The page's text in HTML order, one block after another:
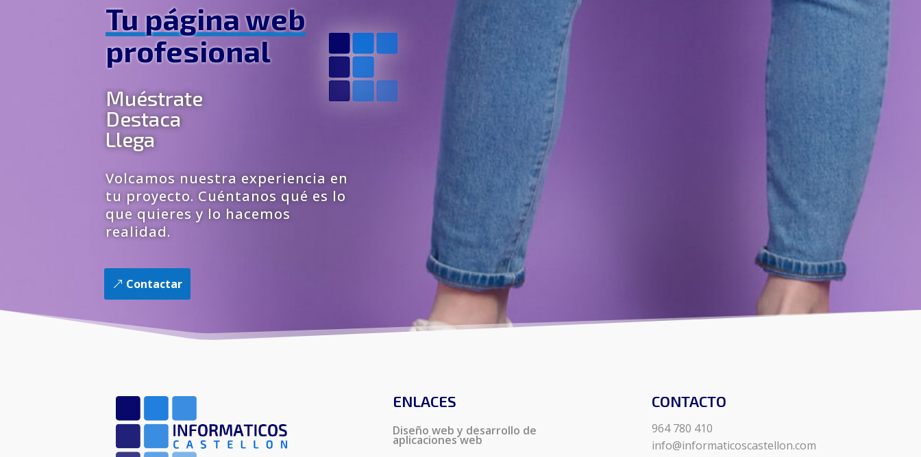
Tu página web
profesional
Muéstrate
Destaca
Llega
Volcamos nuestra experiencia en
tu proyecto. Cuéntanos qué es lo
que quieres y lo hacemos
realidad.
Contactar
ENLACES
Diseño web y desarrollo de
aplicaciones web
CONTACTO
964 780 410
info@informaticoscastellon.com